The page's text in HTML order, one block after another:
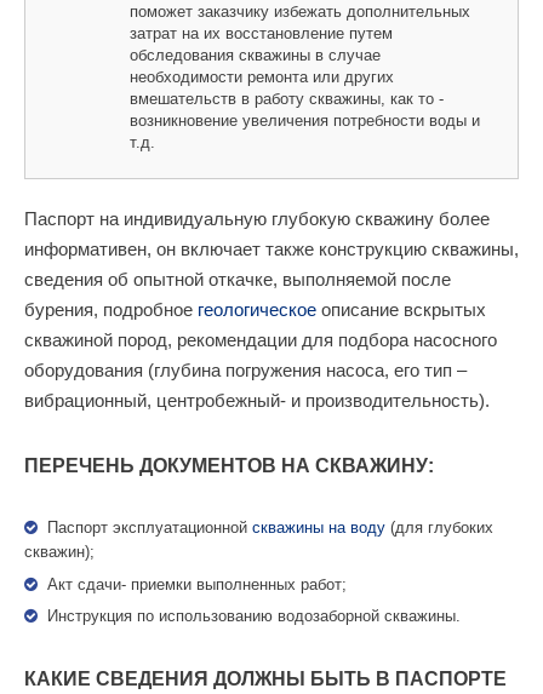
поможет заказчику избежать дополнительных
затрат на их восстановление путем
обследования скважины в случае
необходимости ремонта или других
вмешательств в работу скважины, как то -
возникновение увеличения потребности воды и
т.д.
Паспорт на индивидуальную глубокую скважину более
информативен, он включает также конструкцию скважины,
сведения об опытной откачке, выполняемой после
бурения, подробное геологическое описание вскрытых
скважиной пород, рекомендации для подбора насосного
оборудования (глубина погружения насоса, его тип –
вибрационный, центробежный- и производительность).
ПЕРЕЧЕНЬ ДОКУМЕНТОВ НА СКВАЖИНУ:
Паспорт эксплуатационной скважины на воду (для глубоких
скважин);
Акт сдачи- приемки выполненных работ;
Инструкция по использованию водозаборной скважины.
КАКИЕ СВЕДЕНИЯ ДОЛЖНЫ БЫТЬ В ПАСПОРТЕ